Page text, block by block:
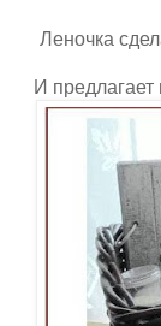
Леночка
И предлагает